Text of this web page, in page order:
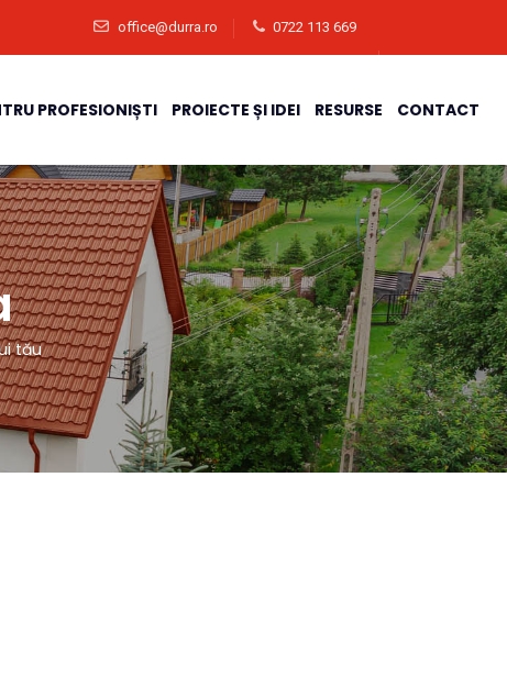
office@durra.ro 0722 113 669
PROFESIONIȘTI PROIECTE ȘI IDEI RESURSE CONTACT
tău